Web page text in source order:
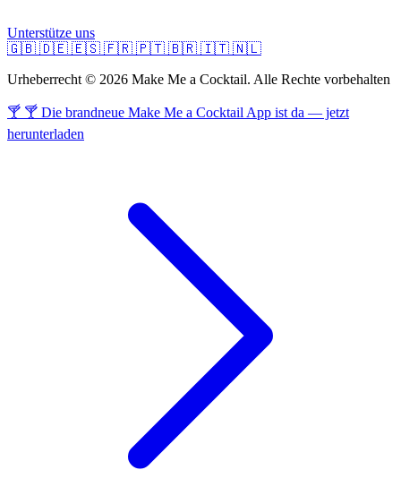
Unterstütze uns
🇬🇧 🇩🇪 🇪🇸 🇫🇷 🇵🇹 🇧🇷 🇮🇹 🇳🇱
Urheberrecht © 2026 Make Me a Cocktail. Alle Rechte vorbehalten
🍸 🍸 Die brandneue Make Me a Cocktail App ist da — jetzt
herunterladen